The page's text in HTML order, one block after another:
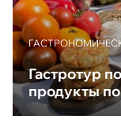
Гастротур
продукты